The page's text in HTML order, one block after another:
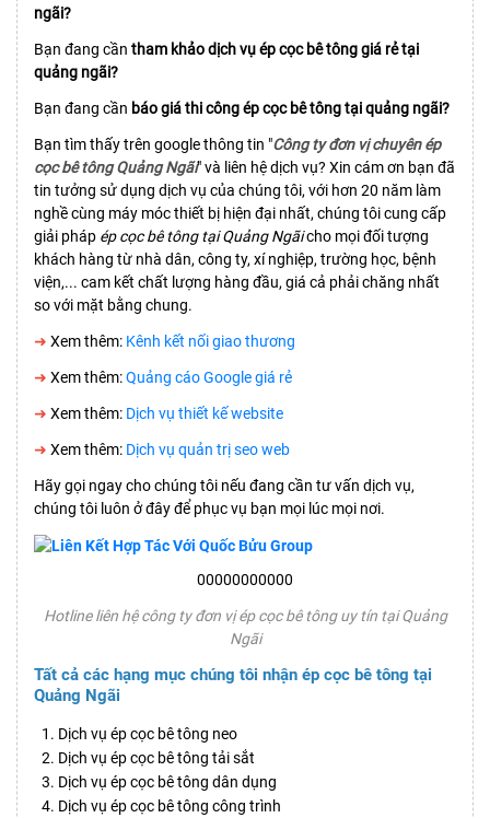
ngãi?
Bạn đang cần tham khảo dịch vụ ép cọc bê tông giá rẻ tại
quảng ngãi?
Bạn đang cần báo giá thi công ép cọc bê tông tại quảng ngãi?
Bạn tìm thấy trên google thông tin "Công ty đơn vị chuyên ép
cọc bê tông Quảng Ngãi" và liên hệ dịch vụ? Xin cám ơn bạn đã
tin tưởng sử dụng dịch vụ của chúng tôi, với hơn 20 năm làm
nghề cùng máy móc thiết bị hiện đại nhất, chúng tôi cung cấp
giải pháp ép cọc bê tông tại Quảng Ngãicho mọi đối tượng
khách hàng từ nhà dân, công ty, xí nghiệp, trường học, bệnh
viện,... cam kết chất lượng hàng đầu, giá cả phải chăng nhất
so với mặt bằng chung.
➜ Xem thêm: Kênh kết nối giao thương
➜ Xem thêm:Quảng cáo Google giá rẻ
➜ Xem thêm: Dịch vụ thiết kế website
➜ Xem thêm: Dịch vụ quản trị seo web
Hãy gọi ngay cho chúng tôi nếu đang cần tư vấn dịch vụ,
chúng tôi luôn ở đây để phục vụ bạn mọi lúc mọi nơi.
00000000000
Hotline liên hệ công ty đơn vị ép cọc bê tông uy tín tại Quảng
Ngãi
Tất cả các hạng mục chúng tôi nhận ép cọc bê tông tại
Quảng Ngãi
Dịch vụ ép cọc bê tông neo
Dịch vụ ép cọc bê tông tải sắt
Dịch vụ ép cọc bê tông dân dụng
Dịch vụ ép cọc bê tông công trình